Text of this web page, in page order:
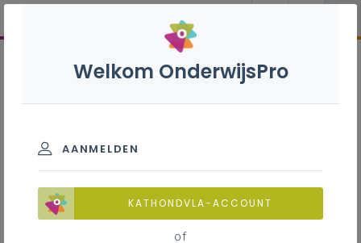
Welkom OnderwijsPro
AANMELDEN
KATHONDVLA-ACCOUNT
of